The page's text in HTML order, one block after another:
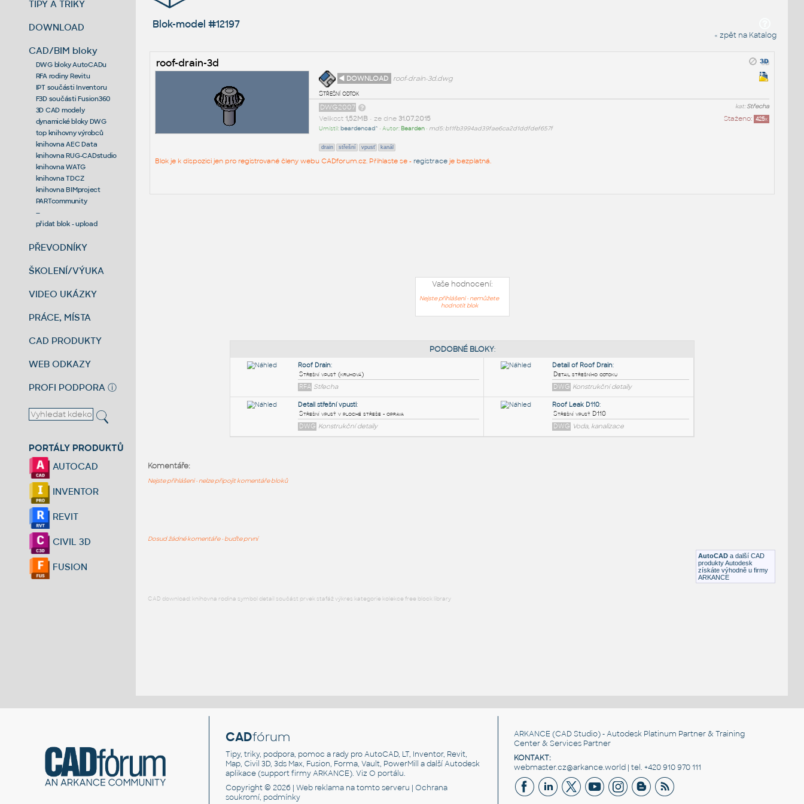
TIPY A TRIKY
DOWNLOAD
CAD/BIM bloky
DWG bloky AutoCADu
RFA rodiny Revitu
IPT součásti Inventoru
F3D součásti Fusion360
3D CAD modely
dynamické bloky DWG
top knihovny výrobců
knihovna AEC Data
knihovna RUG-CADstudio
knihovna WATG
knihovna TDCZ
knihovna BIMproject
PARTcommunity
--
přidat blok - upload
PŘEVODNÍKY
ŠKOLENÍ/VÝUKA
VIDEO UKÁZKY
PRÁCE, MÍSTA
CAD PRODUKTY
WEB ODKAZY
PROFI PODPORA ⓘ
PORTÁLY PRODUKTŮ
AUTOCAD
INVENTOR
REVIT
CIVIL 3D
FUSION
Blok-model #12197
« zpět na Katalog
roof-drain-3d
◄ DOWNLOAD
roof-drain-3d.dwg
Střešní odtok
kat:Střecha
DWG2007
Staženo: 425x
Velikost 1,52MB• ze dne 31.07.2015
Umístil: beardencad^ • Autor: Bearden• md5: b11fb3994ad39fae6ca2d1ddfdef657f
drain střešní vpusť kanál
Blok je k dispozici jen pro registrované členy webu CADforum.cz. Přihlaste se - registraceje bezplatná.
Vaše hodnocení:
Nejste přihlášeni - nemůžete
hodnotit blok
Voda, kanalizace
AutoCAD a další CAD
produkty Autodesk
získáte výhodně u firmy
ARKANCE
Komentáře:
Nejste přihlášeni - nelze připojit komentáře bloků
Dosud žádné komentáře - buďte první
CAD download: knihovna rodina symbol detail součást prvek stafáž výkres kategorie kolekce free block library
CADfórum
Tipy, triky, podpora, pomoc a rady pro AutoCAD, LT, Inventor, Revit,
Map, Civil 3D, 3ds Max, Fusion, Forma, Vault, PowerMill a další Autodesk
aplikace (support firmy ARKANCE). VizO portálu.
Copyright © 2026 |Web reklama na tomto serveru |Ochrana
soukromí, podmínky
ARKANCE (CAD Studio) - Autodesk Platinum Partner & Training
Center & Services Partner
KONTAKT:
webmaster.cz@arkance.world | tel. +420 910 970 111